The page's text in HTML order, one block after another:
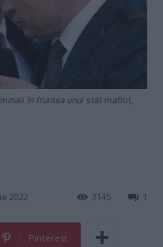
în fruntea unui stat mafiot,
2022 1
3145
Pinterest